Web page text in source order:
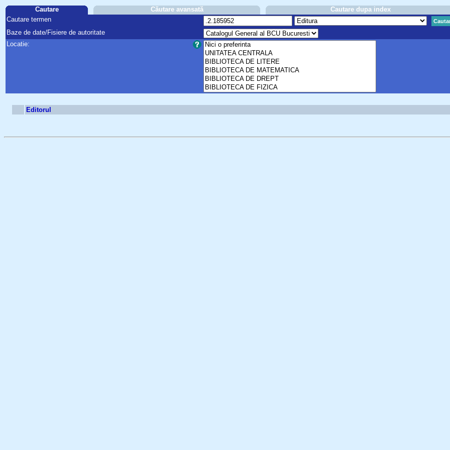
Cautare Căutare avansată Cautare dupa index
Cautare termen
Baze de date/Fisiere de autoritate
Locatie:
Editorul